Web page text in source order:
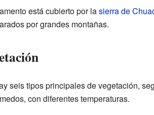
está cubierto por lasierra de
por grandes montañas.
seis tipos principales de vegetación,
con diferentes temperaturas.